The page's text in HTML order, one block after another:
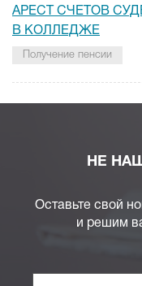
АРЕСТ СЧЕТОВ
В КОЛЛЕДЖЕ
Получение пенсии
НЕ
Оставьте свой
и решим